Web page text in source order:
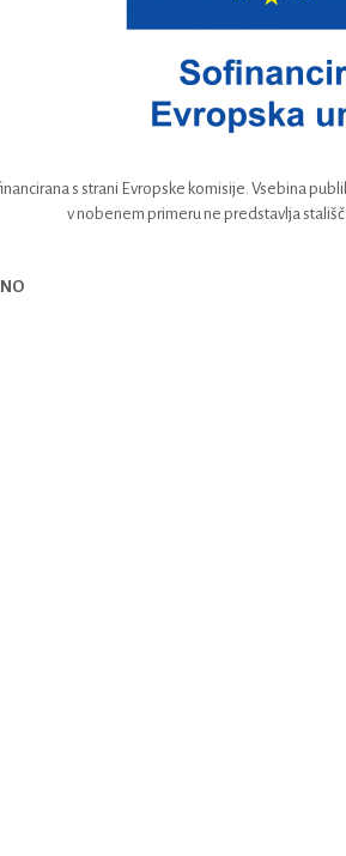
s strani Evropske komisije. Vsebina
v nobenem primeru ne predstavlja